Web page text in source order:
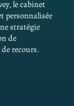
le cabinet
personnalisée
stratégie
de
recours.